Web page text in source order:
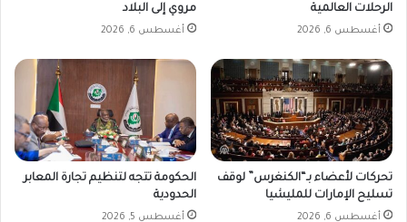
الرحلات العالمية
أغسطس 6, 2026
مروي إلى البلاد
أغسطس 6, 2026
تحركات لأعضاء بـ“الكنغرس” لوقف
تسليح الإمارات للمليشيا
أغسطس 6, 2026
الحكومة تتجه لتنظيم تجارة المعابر
الحدودية
أغسطس 5, 2026